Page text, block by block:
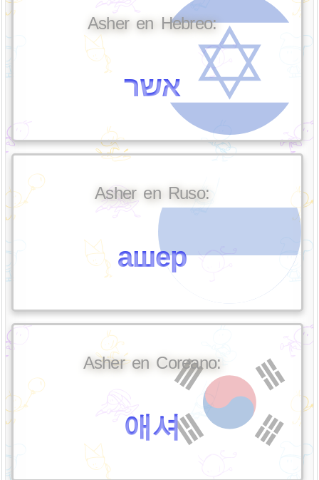
Asher en Hebreo:
אשר
Asher en Ruso:
ашер
Asher en Coreano:
애셔